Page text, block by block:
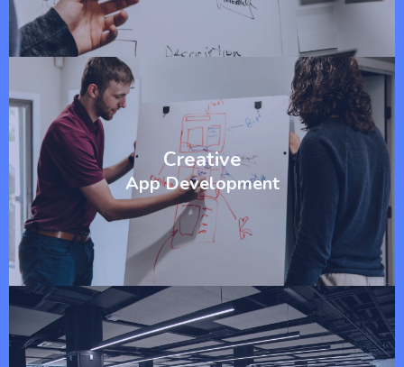
Creative
App Development